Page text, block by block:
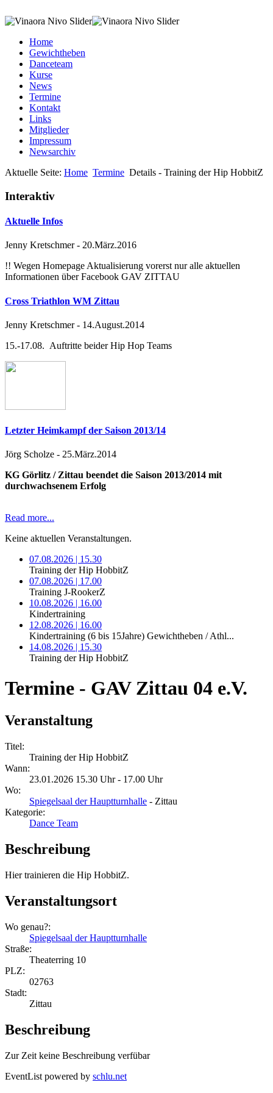
Home
Gewichtheben
Danceteam
Kurse
News
Termine
Kontakt
Links
Mitglieder
Impressum
Newsarchiv
Aktuelle Seite: Home Termine Details - Training der Hip HobbitZ
Interaktiv
Aktuelle Infos
Jenny Kretschmer- 20.März.2016
!! Wegen Homepage Aktualisierung vorerst nur alle aktuellen
Informationen über Facebook GAV ZITTAU
Cross Triathlon WM Zittau
Jenny Kretschmer- 14.August.2014
15.-17.08. Auftritte beider Hip Hop Teams
Letzter Heimkampf der Saison 2013/14
Jörg Scholze - 25.März.2014
KG Görlitz / Zittau beendet die Saison 2013/2014 mit
durchwachsenem Erfolg
Read more...
Keine aktuellen Veranstaltungen.
07.08.2026 | 15.30
Training der Hip HobbitZ
07.08.2026 | 17.00
Training J-RookerZ
10.08.2026 | 16.00
Kindertraining
12.08.2026 | 16.00
Kindertraining (6 bis 15Jahre) Gewichtheben / Athl...
14.08.2026 | 15.30
Training der Hip HobbitZ
Termine - GAV Zittau 04 e.V.
Veranstaltung
Titel:
Training der Hip HobbitZ
Wann:
23.01.2026 15.30 Uhr - 17.00 Uhr
Wo:
Spiegelsaal der Hauptturnhalle - Zittau
Kategorie:
Dance Team
Beschreibung
Hier trainieren die Hip HobbitZ.
Veranstaltungsort
Wo genau?:
Spiegelsaal der Hauptturnhalle
Straße:
Theaterring 10
PLZ:
02763
Stadt:
Zittau
Beschreibung
Zur Zeit keine Beschreibung verfübar
EventList powered by schlu.net